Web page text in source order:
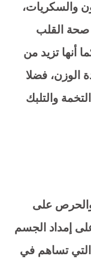
والسكريات،
صحة القلب
أنها تزيد من
الوزن، فضلا
والتلبك
على
إمداد الجسم
التي تساهم في